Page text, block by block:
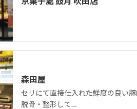
森田屋
セリにて直接仕入れた鮮度の良い
脱骨・整形して…